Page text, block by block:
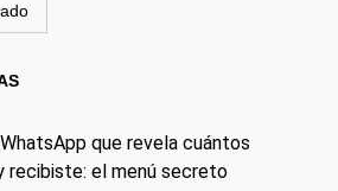
que revela cuántos
recibiste: el menú secreto